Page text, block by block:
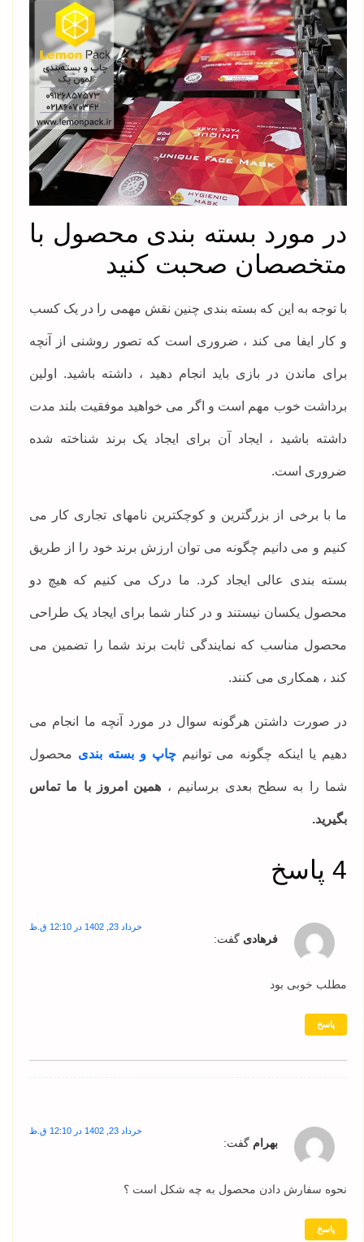
در مورد بسته بندی محصول با
متخصصان صحبت کنید
با توجه به این که بسته بندی چنین نقش مهمی را در یک کسب
و کار ایفا می کند ، ضروری است که تصور روشنی از آنچه
برای ماندن در بازی باید انجام دهید ، داشته باشید. اولین
برداشت خوب مهم است و اگر می خواهید موفقیت بلند مدت
داشته باشید ، ایجاد آن برای ایجاد یک برند شناخته شده
ضروری است.
ما با برخی از بزرگترین و کوچکترین نامهای تجاری کار می
کنیم و می دانیم چگونه می توان ارزش برند خود را از طریق
بسته بندی عالی ایجاد کرد. ما درک می کنیم که هیچ دو
محصول یکسان نیستند و در کنار شما برای ایجاد یک طراحی
محصول مناسب که نمایندگی ثابت برند شما را تضمین می
کند ، همکاری می کنند.
در صورت داشتن هرگونه سوال در مورد آنچه ما انجام می
دهیم یا اینکه چگونه می توانیمچاپ و بسته بندی محصول
شما را به سطح بعدی برسانیم ، همین امروز با ما تماس
بگیرید.
4 پاسخ
فرهادی گفت:
خرداد 23, 1402 در 12:10 ق.ظ
مطلب خوبی بود
پاسخ
بهرام گفت:
خرداد 23, 1402 در 12:10 ق.ظ
نحوه سفارش دادن محصول به چه شکل است ؟
پاسخ